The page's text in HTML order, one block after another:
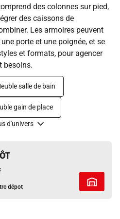
des colonnes sur pied,
des caissons de
Les armoires peuvent
porte et une poignée, et se
et formats, pour agencer
besoins.
salle de bain
gain de place
d'univers
dépot
Tous les